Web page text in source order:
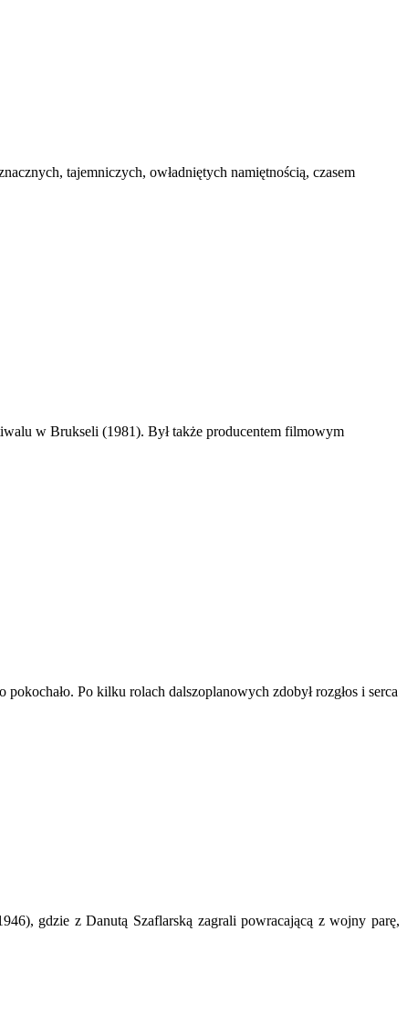
tajemniczych, owładniętych namiętnością, czasem
w Brukseli (1981). Był także producentem filmowym
Po kilku rolach dalszoplanowych zdobył rozgłos i serca
gdzie z Danutą Szaflarską zagrali powracającą z wojny parę,